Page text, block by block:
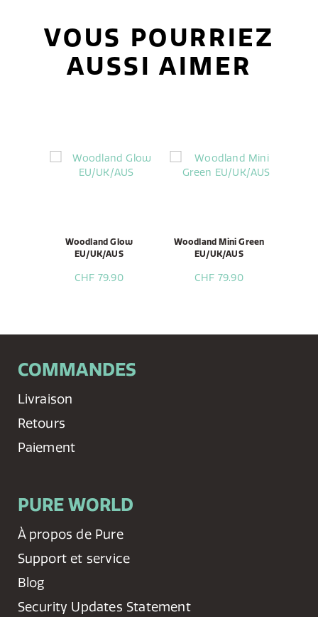
VOUS POURRIEZ
AUSSI AIMER
Woodland Glow
EU/UK/AUS
CHF 79.90
Woodland Mini Green
EU/UK/AUS
CHF 79.90
COMMANDES
Livraison
Retours
Paiement
PURE WORLD
À propos de Pure
Support et service
Blog
Security Updates Statement